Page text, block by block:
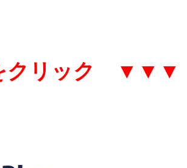
クリック ▼▼▼